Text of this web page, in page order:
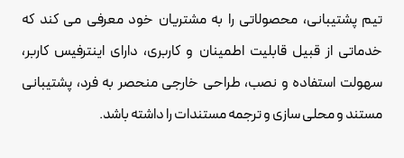
تیم پشتیبانی، محصولاتی را به مشتریان خود معرفی می کند که
خدماتی از قبیل قابلیت اطمینان و کاربری، دارای اینترفیس کاربر،
سهولت استفاده و نصب، طراحی خارجی منحصر به فرد، پشتیبانی
مستند و محلی سازی و ترجمه مستندات را داشته باشد.